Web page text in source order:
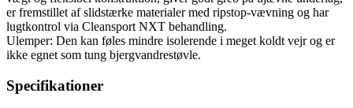
er fremstillet af slidstærke materialer med ripstop-vævning og har
lugtkontrol via Cleansport NXT behandling.
Ulemper: Den kan føles mindre isolerende i meget koldt vejr og er
ikke egnet som tung bjergvandrestøvle.
Specifikationer